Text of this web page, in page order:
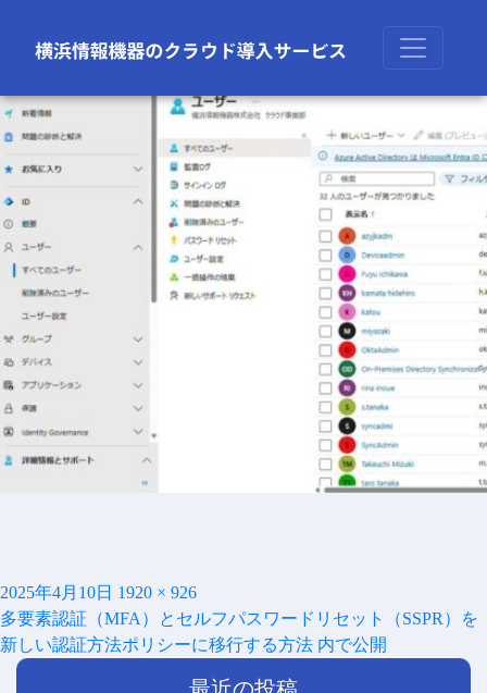
次の画像
投
稿
日:
2025年4月10日 フ
ル
サ
1920 × 926
投
稿
ナ
多要素認証（MFA）とセルフパスワードリセット（SSPR）を
新しい認証方法ポリシーに移行する方法 内で公開